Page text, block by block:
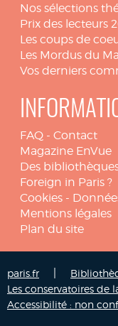
Nos sélections
Prix des lecteurs
Les coups de
Les Mordus du
Vos derniers
FAQ - Contact
Magazine EnVue
Des
Foreign in Paris ?
Cookies -
Mentions légales
Plan du site
paris.fr
Les conservatoires de
Accessibilité : non